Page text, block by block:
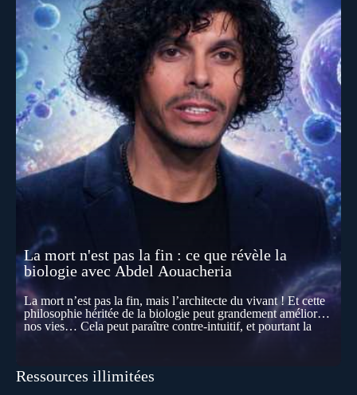
La mort n'est pas la fin : ce que révèle la
biologie avec Abdel Aouacheria
La mort n’est pas la fin, mais l’architecte du vivant ! Et cette
philosophie héritée de la biologie peut grandement améliorer
nos vies… Cela peut paraître contre-intuitif, et pourtant la
se construisent grâce à des milliers de morts cellulaires
Ressources illimitées